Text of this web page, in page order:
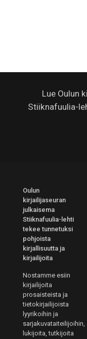
Lue Oulun
Stiiknafuulia-
Oulun
kirjailijaseuran
julkaisema
Stiiknafuulia-lehti
tekee tunnetuksi
pohjoista
kirjallisuutta ja
kirjailijoita
Nostamme esiin
kirjailijoita
prosaisteista ja
tietokirjailijoista
lyyrikoihin ja
sarjakuvataiteilijoihin,
lukijoita, tutkijoita